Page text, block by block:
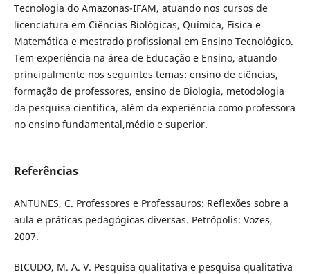
Tecnologia do Amazonas-IFAM, atuando nos cursos de
licenciatura em Ciências Biológicas, Química, Física e
Matemática e mestrado profissional em Ensino Tecnológico.
Tem experiência na área de Educação e Ensino, atuando
principalmente nos seguintes temas: ensino de ciências,
formação de professores, ensino de Biologia, metodologia
da pesquisa científica, além da experiência como professora
no ensino fundamental,médio e superior.
Referências
ANTUNES, C. Professores e Professauros: Reflexões sobre a
aula e práticas pedagógicas diversas. Petrópolis: Vozes,
2007.
BICUDO, M. A. V. Pesquisa qualitativa e pesquisa qualitativa